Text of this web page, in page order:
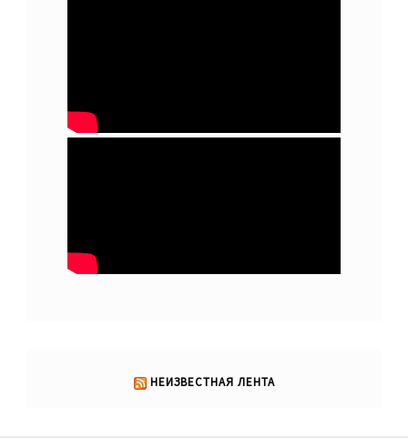
НЕИЗВЕСТНАЯ ЛЕНТА